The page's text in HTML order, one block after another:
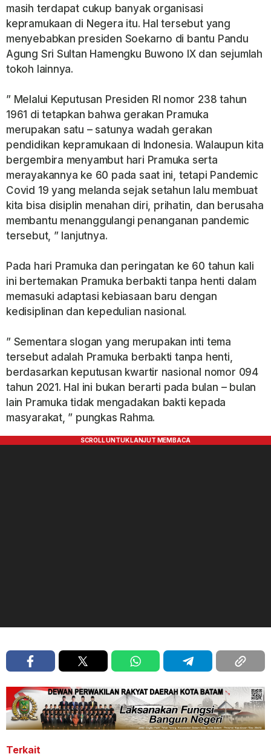
masih terdapat cukup banyak organisasi
kepramukaan di Negera itu. Hal tersebut yang
menyebabkan presiden Soekarno di bantu Pandu
Agung Sri Sultan Hamengku Buwono IX dan sejumlah
tokoh lainnya.
” Melalui Keputusan Presiden RI nomor 238 tahun
1961 di tetapkan bahwa gerakan Pramuka
merupakan satu – satunya wadah gerakan
pendidikan kepramukaan di Indonesia. Walaupun kita
bergembira menyambut hari Pramuka serta
merayakannya ke 60 pada saat ini, tetapi Pandemic
Covid 19 yang melanda sejak setahun lalu membuat
kita bisa disiplin menahan diri, prihatin, dan berusaha
membantu menanggulangi penanganan pandemic
tersebut, ” lanjutnya.
Pada hari Pramuka dan peringatan ke 60 tahun kali
ini bertemakan Pramuka berbakti tanpa henti dalam
memasuki adaptasi kebiasaan baru dengan
kedisiplinan dan kepedulian nasional.
” Sementara slogan yang merupakan inti tema
tersebut adalah Pramuka berbakti tanpa henti,
berdasarkan keputusan kwartir nasional nomor 094
tahun 2021. Hal ini bukan berarti pada bulan – bulan
lain Pramuka tidak mengadakan bakti kepada
masyarakat, ” pungkas Rahma.
Terkait